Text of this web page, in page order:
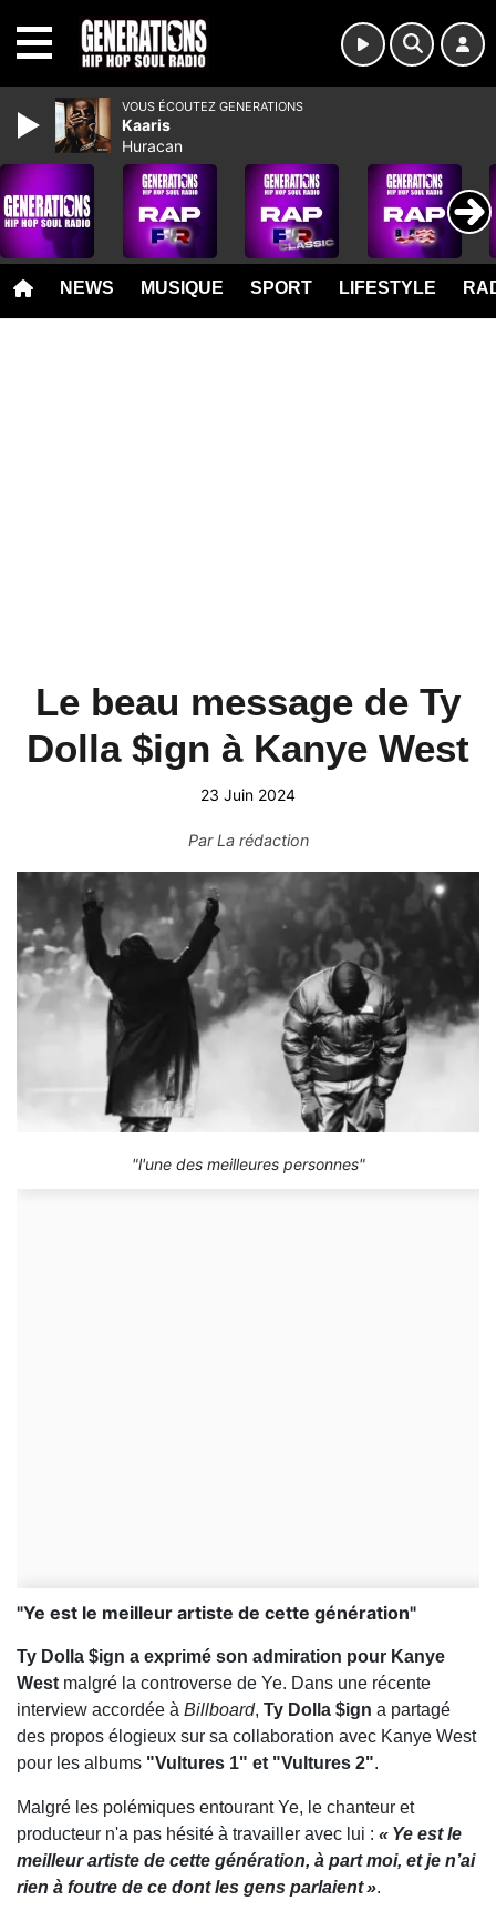
NEWS MUSIQUE SPORT LIFESTYLE
Le beau message de Ty
Dolla $ign à Kanye West
23 Juin 2024
ParLa rédaction
"l'une des meilleures personnes"
"Ye est le meilleur artiste de cette génération"
Ty Dolla $ign a exprimé son admiration pour Kanye
West malgré la controverse de Ye. Dans une récente
interview accordée à Billboard, Ty Dolla $ign a partagé
des propos élogieux sur sa collaboration avec Kanye West
pour les albums "Vultures 1" et "Vultures 2".
Malgré les polémiques entourant Ye, le chanteur et
producteur n'a pas hésité à travailler avec lui : « Ye est le
meilleur artiste de cette génération, à part moi, et je n’ai
rien à foutre de ce dont les gens parlaient ».
VOUS ÉCOUTEZ GENERATIONS
Kaaris
Huracan